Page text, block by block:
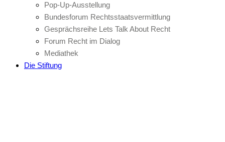
Pop-Up-Ausstellung
Bundesforum Rechtsstaatsvermittlung
Gesprächsreihe Lets Talk About Recht
Forum Recht im Dialog
Mediathek
Die Stiftung